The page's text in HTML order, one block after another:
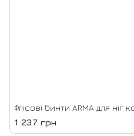
Флісові бинти ARMA для ніг
1 237 грн